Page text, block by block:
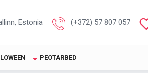
Estonia (+372) 57 807 057
PEOTARBED